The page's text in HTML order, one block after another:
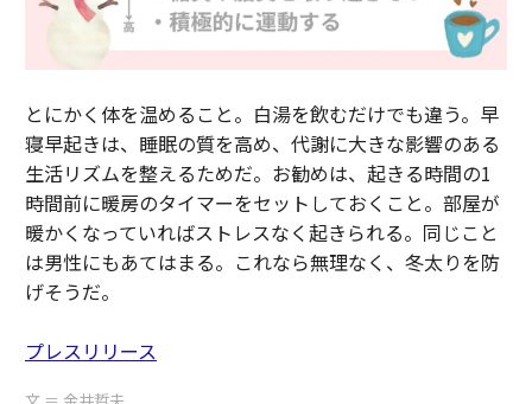
とにかく体を温めること。白湯を飲むだけでも違う。早
寝早起きは、睡眠の質を高め、代謝に大きな影響のある
生活リズムを整えるためだ。お勧めは、起きる時間の1
時間前に暖房のタイマーをセットしておくこと。部屋が
暖かくなっていればストレスなく起きられる。同じこと
は男性にもあてはまる。これなら無理なく、冬太りを防
げそうだ。
プレスリリース
文 ＝ 金井哲夫